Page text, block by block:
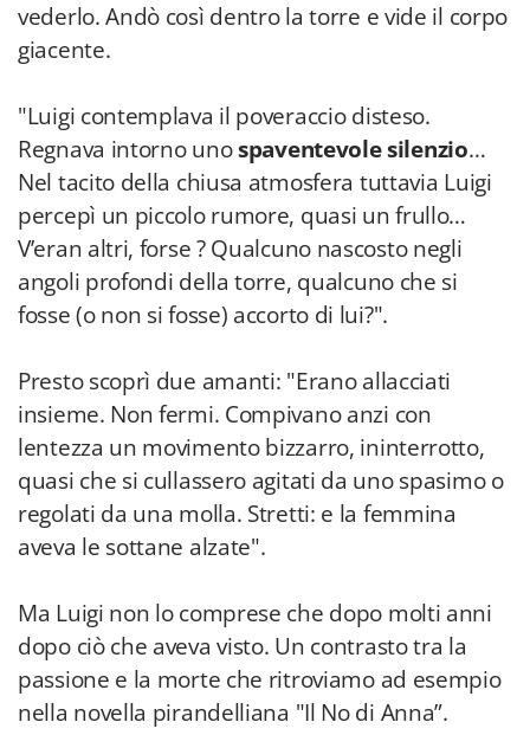
vederlo. Andò così dentro la torre e vide il corpo
giacente.
"Luigi contemplava il poveraccio disteso.
Regnava intorno unospaventevole silenzio…
Nel tacito della chiusa atmosfera tuttavia Luigi
percepì un piccolo rumore, quasi un frullo…
V’eran altri, forse ? Qualcuno nascosto negli
angoli profondi della torre, qualcuno che si
fosse (o non si fosse) accorto di lui?".
Presto scoprì due amanti: "Erano allacciati
insieme. Non fermi. Compivano anzi con
lentezza un movimento bizzarro, ininterrotto,
quasi che si cullassero agitati da uno spasimo o
regolati da una molla. Stretti: e la femmina
aveva le sottane alzate".
Ma Luigi non lo comprese che dopo molti anni
dopo ciò che aveva visto. Un contrasto tra la
passione e la morte che ritroviamo ad esempio
nella novella pirandelliana "Il No di Anna”.